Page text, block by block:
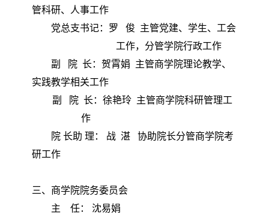
管科研、人事工作
党总支书记：罗 俊 主管党建、学生、工会
工作，分管学院行政工作
副
院 长：贺霄娟 主管商学院理论教学、
实践教学相关工作
副
院 长：徐艳玲 主管商学院科研管理工
作
院 长助 理： 战 湛 协助院长分管商学院考
研工作
三、商学院院务委员会
主 任： 沈易娟